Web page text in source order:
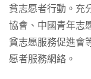
貧志愿者行動。充
協會、中國青年志
貧志愿服務促進會
愿者服務網絡。